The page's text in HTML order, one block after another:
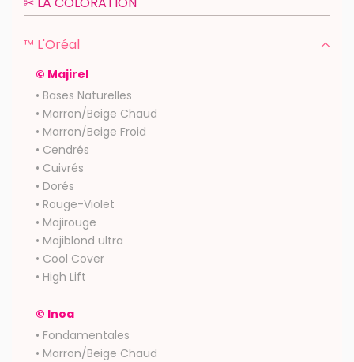
™ L'Oréal
© Majirel
• Bases Naturelles
• Marron/Beige Chaud
• Marron/Beige Froid
• Cendrés
• Cuivrés
• Dorés
• Rouge-Violet
• Majirouge
• Majiblond ultra
• Cool Cover
• High Lift
© Inoa
• Fondamentales
• Marron/Beige Chaud